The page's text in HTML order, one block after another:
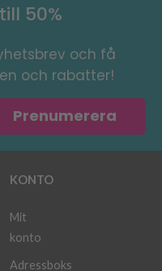
50%
och få
och rabatter!
Prenumerera
KONTO
Mit
konto
Adressboks